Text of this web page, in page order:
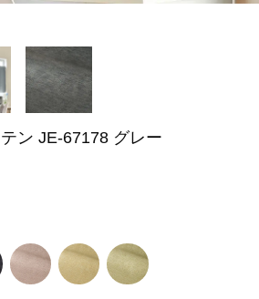
ン JE-67178 グレー